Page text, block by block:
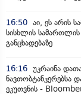
16:50 აი, ეს არის
სისხლის სამართლის
განცხადებაზე
16:16 უკრაინა
ნავთობტანკერებსა
ეკუთვნის -